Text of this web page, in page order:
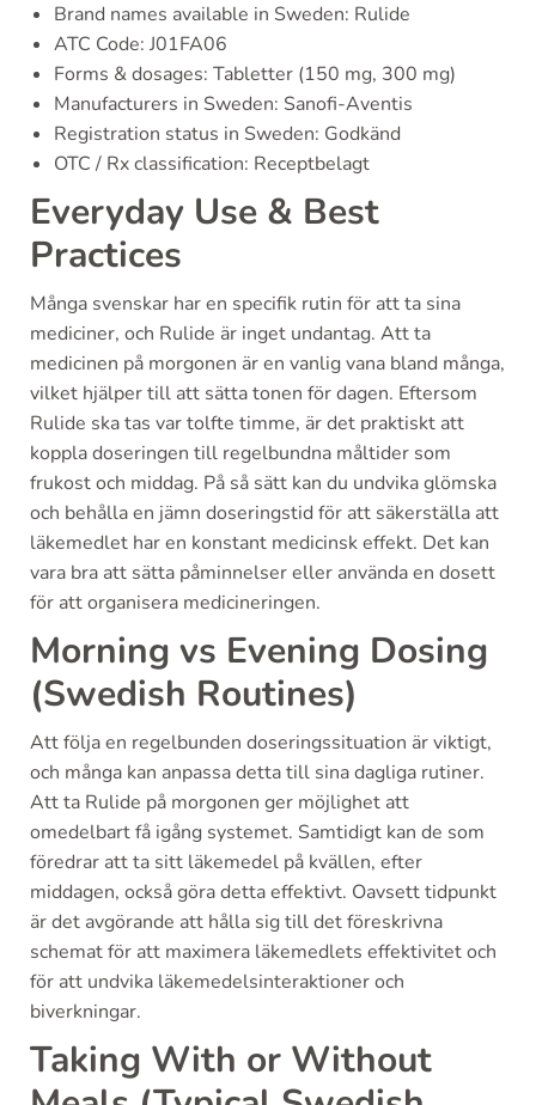
Brand names available in Sweden: Rulide
ATC Code: J01FA06
Forms & dosages: Tabletter (150 mg, 300 mg)
Manufacturers in Sweden: Sanofi-Aventis
Registration status in Sweden: Godkänd
OTC / Rx classification: Receptbelagt
Everyday Use & Best
Practices
Många svenskar har en specifik rutin för att ta sina
mediciner, och Rulide är inget undantag. Att ta
medicinen på morgonen är en vanlig vana bland många,
vilket hjälper till att sätta tonen för dagen. Eftersom
Rulide ska tas var tolfte timme, är det praktiskt att
koppla doseringen till regelbundna måltider som
frukost och middag. På så sätt kan du undvika glömska
och behålla en jämn doseringstid för att säkerställa att
läkemedlet har en konstant medicinsk effekt. Det kan
vara bra att sätta påminnelser eller använda en dosett
för att organisera medicineringen.
Morning vs Evening Dosing
(Swedish Routines)
Att följa en regelbunden doseringssituation är viktigt,
och många kan anpassa detta till sina dagliga rutiner.
Att ta Rulide på morgonen ger möjlighet att
omedelbart få igång systemet. Samtidigt kan de som
föredrar att ta sitt läkemedel på kvällen, efter
middagen, också göra detta effektivt. Oavsett tidpunkt
är det avgörande att hålla sig till det föreskrivna
schemat för att maximera läkemedlets effektivitet och
för att undvika läkemedelsinteraktioner och
biverkningar.
Taking With or Without